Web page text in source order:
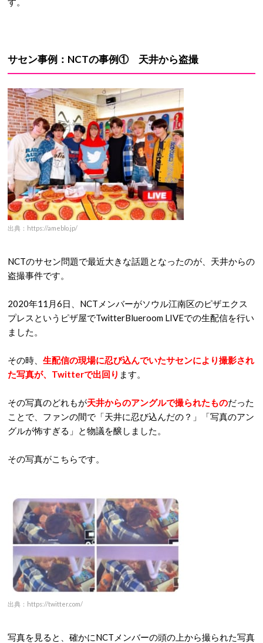
サセン事例： NCTの事例① 天井から盗撮
出典：https://ameblo.jp/
NCTのサセン問題で最近大きな話題となったのが、天井からの
盗撮事件です。
2020年11月6日、NCTメンバーがソウル江南区のピザエクス
プレスというピザ屋でTwitterBlueroom LIVEでの生配信を行い
ました。
その時、 生配信の現場に忍び込んでいたサセンにより撮影され
た写真が、Twitterで出回り ます。
その写真のどれもが天井からのアングルで撮られたものだった
ことで、ファンの間で「天井に忍び込んだの？」「写真のアン
グルが怖すぎる」と物議を醸しました。
その写真がこちらです。
出典：https://twitter.com/
写真を見ると、確かにNCTメンバーの頭の上から撮られた写真